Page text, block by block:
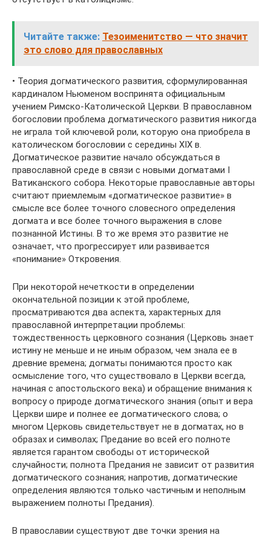
Читайте также: Тезоименитство — что значит
это слово для православных
• Теория догматического развития, сформулированная
кардиналом Ньюменом воспринята официальным
учением Римско-Католической Церкви. В православном
богословии проблема догматического развития никогда
не играла той ключевой роли, которую она приобрела в
католическом богословии с середины XIX в.
Догматическое развитие начало обсуждаться в
православной среде в связи с новыми догматами I
Ватиканского собора. Некоторые православные авторы
считают приемлемым «догматическое развитие» в
смысле все более точного словесного определения
догмата и все более точного выражения в слове
познанной Истины. В то же время это развитие не
означает, что прогрессирует или развивается
«понимание» Откровения.
При некоторой нечеткости в определении
окончательной позиции к этой проблеме,
просматриваются два аспекта, характерных для
православной интерпретации проблемы:
тождественность церковного сознания (Церковь знает
истину не меньше и не иным образом, чем знала ее в
древние времена; догматы понимаются просто как
осмысление того, что существовало в Церкви всегда,
начиная с апостольского века) и обращение внимания к
вопросу о природе догматического знания (опыт и вера
Церкви шире и полнее ее догматического слова; о
многом Церковь свидетельствует не в догматах, но в
образах и символах; Предание во всей его полноте
является гарантом свободы от исторической
случайности; полнота Предания не зависит от развития
догматического сознания; напротив, догматические
определения являются только частичным и неполным
выражением полноты Предания).
В православии существуют две точки зрения на